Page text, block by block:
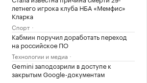
летнего игрока клуба НБА «Мемфис»
Кларка
Спорт
Кабмин поручил доработать переход
на российское ПО
Технологии и медиа
Gemini заподозрили в доступе к
закрытым Google-документам